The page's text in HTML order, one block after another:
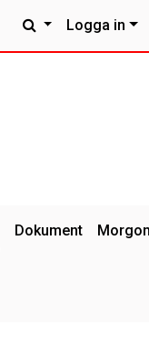
Logga in
Dokument